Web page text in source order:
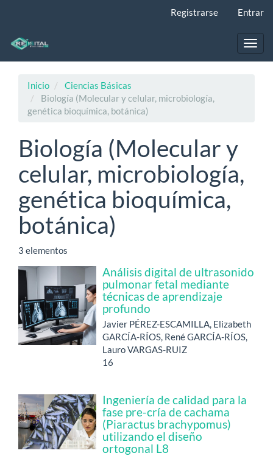
principal
Registrarse Entrar
Inicio
Ciencias Básicas
Biología (Molecular y celular, microbiología,
genética bioquímica, botánica)
Biología (Molecular y
celular, microbiología,
genética bioquímica,
botánica)
3 elementos
Análisis digital de ultrasonido
pulmonar fetal mediante
técnicas de aprendizaje
profundo
Javier PÉREZ-ESCAMILLA, Elizabeth
GARCÍA-RÍOS, René GARCÍA-RÍOS,
Lauro VARGAS-RUIZ
16
Ingeniería de calidad para la
fase pre-cría de cachama
(Piaractus brachypomus)
utilizando el diseño
ortogonal L8